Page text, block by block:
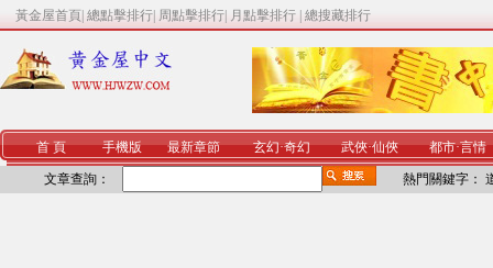
黃金屋首頁 總點擊排行 周點擊排行 月點擊排行 總搜藏排行
首 頁 手機版 最新章節 玄幻·奇幻 武俠·仙俠 都市·言情
文章查詢： 熱門關鍵字：